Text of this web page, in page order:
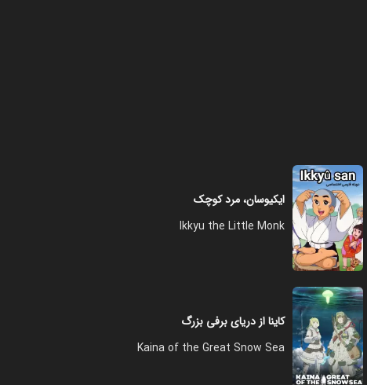
دشمن
ایکیوسان، مرد کوچک
Ikkyu the Little Monk
کاینا از دریای برفی بزرگ
Kaina of the Great Snow Sea